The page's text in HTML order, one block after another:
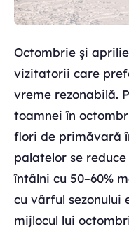
Octombrie și
vizitatorii care
vreme rezonabilă.
toamnei în
flori de primăvară
palatelor se
întâlni cu 50–60%
cu vârful sezonului
mijlocul lui